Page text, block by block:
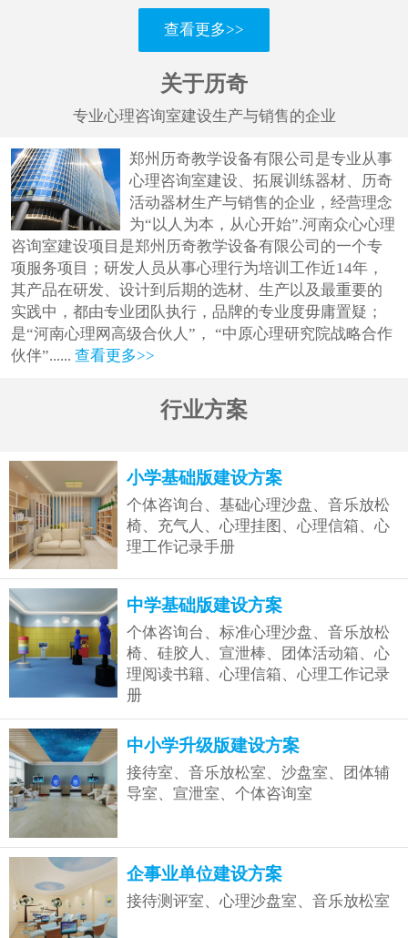
系
我
们
查看更多>>
关于历奇
专业心理咨询室建设生产与销售的企业
郑州历奇教学设备有限公司是专业从事
心理咨询室建设、拓展训练器材、历奇
活动器材生产与销售的企业，经营理念
为“以人为本，从心开始”.河南众心心理
咨询室建设项目是郑州历奇教学设备有限公司的一个专
项服务项目；研发人员从事心理行为培训工作近14年，
其产品在研发、设计到后期的选材、生产以及最重要的
实践中，都由专业团队执行，品牌的专业度毋庸置疑；
是“河南心理网高级合伙人”， “中原心理研究院战略合作
伙伴”...... 查看更多>>
行业方案
小学基础版建设方案
个体咨询台、基础心理沙盘、音乐放松
椅、充气人、心理挂图、心理信箱、心
理工作记录手册
中学基础版建设方案
个体咨询台、标准心理沙盘、音乐放松
椅、硅胶人、宣泄棒、团体活动箱、心
理阅读书籍、心理信箱、心理工作记录
册
中小学升级版建设方案
接待室、音乐放松室、沙盘室、团体辅
导室、宣泄室、个体咨询室
企事业单位建设方案
接待测评室、心理沙盘室、音乐放松室